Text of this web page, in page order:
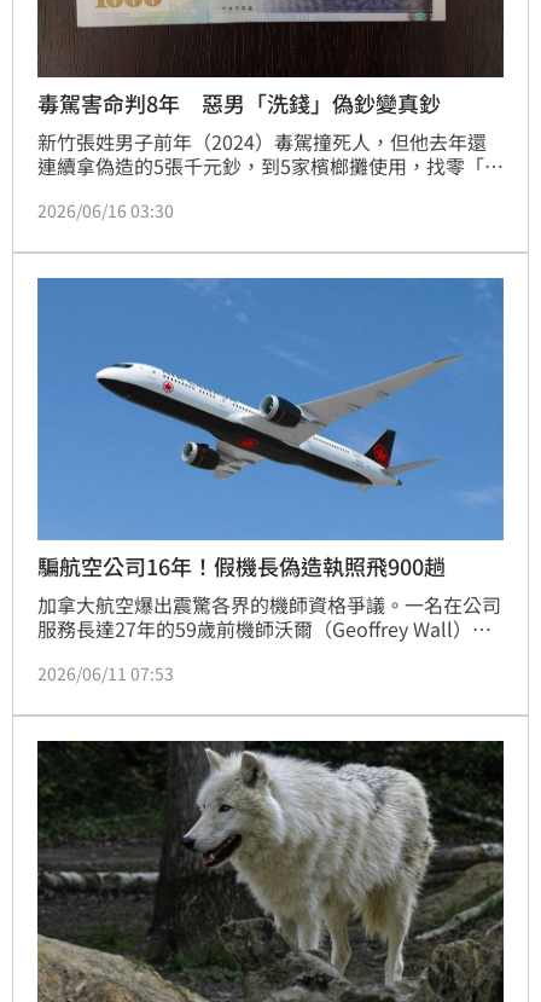
毒駕害命判8年 惡男「洗錢」偽鈔變真鈔
新竹張姓男子前年（2024）毒駕撞死人，但他去年還
連續拿偽造的5張千元鈔，到5家檳榔攤使用，找零「換
依行使偽造通用紙幣罪判刑4年。
2026/06/16 03:30
騙航空公司16年！假機長偽造執照飛900趟
加拿大航空爆出震驚各界的機師資格爭議。一名在公司
服務長達27年的59歲前機師沃爾（Geoffrey Wall），
（ATPL），卻涉嫌以偽造文件長期冒充合格機長，自
例行資格審查才東窗事發，目前已面臨7項刑事罪名指
控。
2026/06/11 07:53